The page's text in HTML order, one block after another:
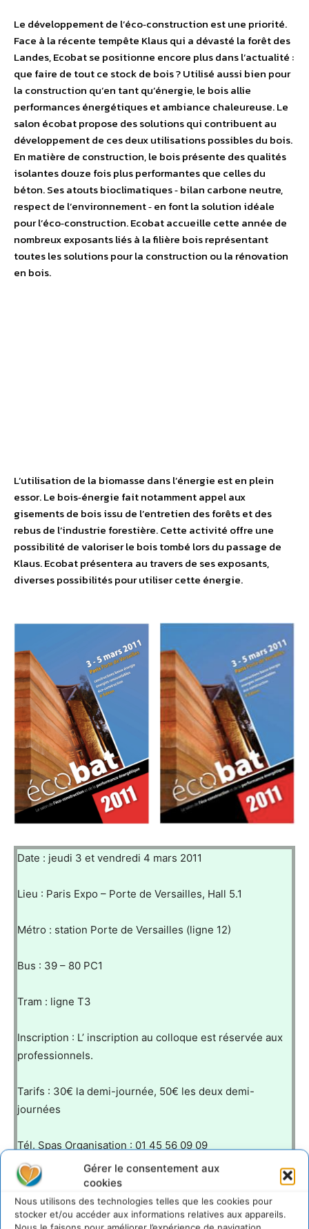
Gérer le consentement aux
cookies
Nous utilisons des technologies telles que les cookies pour
stocker et/ou accéder aux informations relatives aux appareils.
Le développement de l’éco‐construction est une priorité.
Face à la récente tempête Klaus qui a dévasté la forêt des
Landes, Ecobat se positionne encore plus dans l’actualité :
que faire de tout ce stock de bois ? Utilisé aussi bien pour
la construction qu’en tant qu’énergie, le bois allie
performances énergétiques et ambiance chaleureuse. Le
salon écobat propose des solutions qui contribuent au
développement de ces deux utilisations possibles du bois.
En matière de construction, le bois présente des qualités
isolantes douze fois plus performantes que celles du
béton. Ses atouts bioclimatiques ‐ bilan carbone neutre,
respect de l’environnement ‐ en font la solution idéale
pour l’éco‐construction. Ecobat accueille cette année de
nombreux exposants liés à la filière bois représentant
toutes les solutions pour la construction ou la rénovation
en bois.
L’utilisation de la biomasse dans l’énergie est en plein
essor. Le bois‐énergie fait notamment appel aux
gisements de bois issu de l’entretien des forêts et des
rebus de l’industrie forestière. Cette activité offre une
possibilité de valoriser le bois tombé lors du passage de
Klaus. Ecobat présentera au travers de ses exposants,
diverses possibilités pour utiliser cette énergie.
Date : jeudi 3 et vendredi 4 mars 2011
Lieu : Paris Expo – Porte de Versailles, Hall 5.1
Métro : station Porte de Versailles (ligne 12)
Bus : 39 – 80 PC1
Tram : ligne T3
Inscription : L’ inscription au colloque est réservée aux
professionnels.
Tarifs : 30€ la demi-journée, 50€ les deux demi-
journées
Tél. Spas Organisation : 01 45 56 09 09
E-mail : contact@salon-ecobat.com